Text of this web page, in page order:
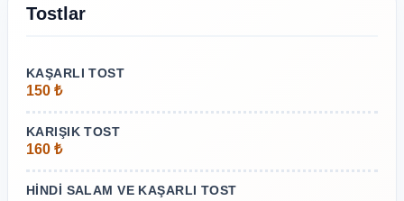
Tostlar
KAŞARLI TOST
150 ₺
KARIŞIK TOST
160 ₺
HİNDİ SALAM VE KAŞARLI TOST